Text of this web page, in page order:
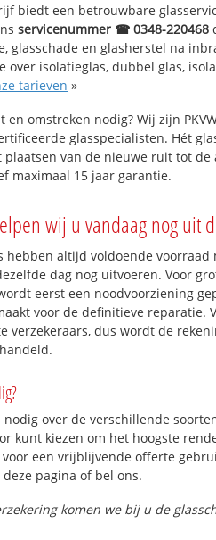
biedt een betrouwbare
servicenummer ☎ 0348-220468
glasschade en glasherstel na
over isolatieglas, dubbel glas,
tarieven »
en omstreken nodig? Wij zijn
glasspecialisten. Hét
plaatsen van de nieuwe ruit tot
maximaal 15 jaar garantie.
wij u vandaag nog uit
hebben altijd voldoende voorraad
dag nog uitvoeren. Voor
eerst een noodvoorziening
voor de definitieve reparatie.
verzekeraars, dus wordt de
over de verschillende
kunt kiezen om het hoogste
voor een vrijblijvende offerte
pagina of bel ons.
komen we bij u de